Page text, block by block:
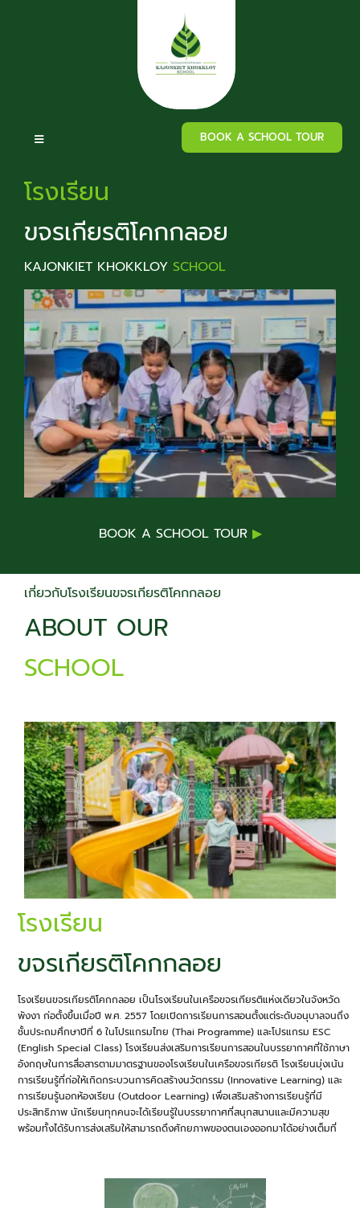
Toggle
Home
About Our School
Admissions
Curriculum
Campus Facilities
News & Community
BOOK A SCHOOL TOUR
โรงเรียน
ขจรเกียรติโคกกลอย
KAJONKIET KHOKKLOY SCHOOL
BOOK A SCHOOL TOUR ▶
เกี่ยวกับโรงเรียนขจรเกียรติโคกกลอย
ABOUT OUR
SCHOOL
โรงเรียน
ขจรเกียรติโคกกลอย
โรงเรียนขจรเกียรติโคกกลอย เป็นโรงเรียนในเครือขจรเกียรติแห่งเดียวในจังหวัด
พังงา ก่อตั้งขึ้นเมื่อปี พ.ศ. 2557 โดยเปิดการเรียนการสอนตั้งแต่ระดับอนุบาลจนถึง
ชั้นประถมศึกษาปีที่ 6 ในโปรแกรมไทย (Thai Programme) และโปรแกรม ESC
(English Special Class) โรงเรียนส่งเสริมการเรียนการสอนในบรรยากาศที่ใช้ภาษา
อังกฤษในการสื่อสารตามมาตรฐานของโรงเรียนในเครือขจรเกียรติ โรงเรียนมุ่งเน้น
การเรียนรู้ที่ก่อให้เกิดกระบวนการคิดสร้างนวัตกรรม (Innovative Learning) และ
การเรียนรู้นอกห้องเรียน (Outdoor Learning) เพื่อเสริมสร้างการเรียนรู้ที่มี
ประสิทธิภาพ นักเรียนทุกคนจะได้เรียนรู้ในบรรยากาศที่สนุกสนานและมีความสุข
พร้อมทั้งได้รับการส่งเสริมให้สามารถดึงศักยภาพของตนเองออกมาได้อย่างเต็มที่